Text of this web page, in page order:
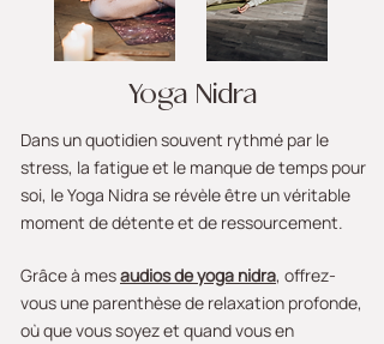
Yoga Nidra
Dans un quotidien souvent rythmé par le
stress, la fatigue et le manque de temps pour
soi, le Yoga Nidra se révèle être un véritable
moment de détente et de ressourcement.
Grâce à mesaudios de yoga nidra, offrez-
vous une parenthèse de relaxation profonde,
où que vous soyez et quand vous en